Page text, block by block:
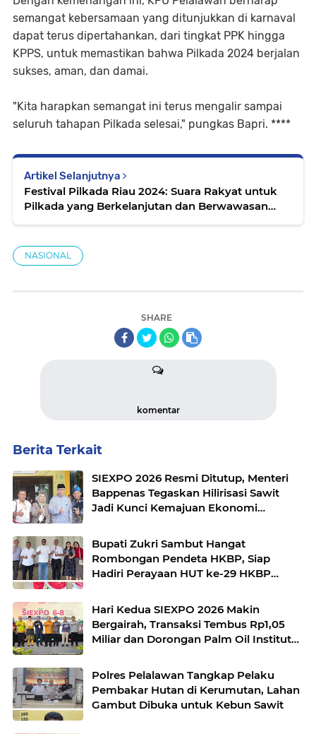
semangat kebersamaan yang ditunjukkan di karnaval
dapat terus dipertahankan, dari tingkat PPK hingga
KPPS, untuk memastikan bahwa Pilkada 2024 berjalan
sukses, aman, dan damai.
"Kita harapkan semangat ini terus mengalir sampai
seluruh tahapan Pilkada selesai," pungkas Bapri. ****
Artikel Selanjutnya
Festival Pilkada Riau 2024: Suara Rakyat untuk
Pilkada yang Berkelanjutan dan Berwawasan
NASIONAL
SHARE
komentar
Berita Terkait
SIEXPO 2026 Resmi Ditutup, Menteri
Bappenas Tegaskan Hilirisasi Sawit
Jadi Kunci Kemajuan Ekonomi
Bupati Zukri Sambut Hangat
Rombongan Pendeta HKBP, Siap
Hadiri Perayaan HUT ke-29 HKBP
Hari Kedua SIEXPO 2026 Makin
Bergairah, Transaksi Tembus Rp1,05
Miliar dan Dorongan Palm Oil Institute
Polres Pelalawan Tangkap Pelaku
Pembakar Hutan di Kerumutan, Lahan
Gambut Dibuka untuk Kebun Sawit